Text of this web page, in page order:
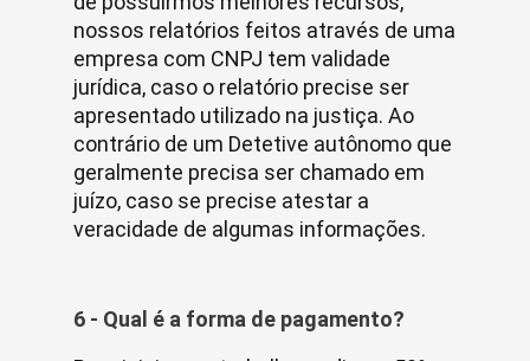
nossos relatórios feitos através de uma
empresa com CNPJ tem validade
jurídica, caso o relatório precise ser
apresentado utilizado na justiça. Ao
contrário de um Detetive autônomo que
geralmente precisa ser chamado em
juízo, caso se precise atestar a
veracidade de algumas informações.
6 - Qual é a forma de pagamento?